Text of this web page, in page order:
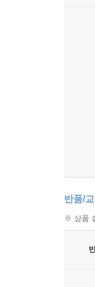
나. 당
04 조
01 내
가. 내
나. 내
02 박
가. 추
나. 정
다. 박
가. 관
나. 당
다. 내
04 권
가. '돈
나. 힘
반품/
※ 상품